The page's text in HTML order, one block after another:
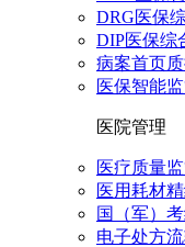
DRG医保
DIP医保综
病案首页
医保智能
医院管理
医疗质量
医用耗材
国（军）
电子处方